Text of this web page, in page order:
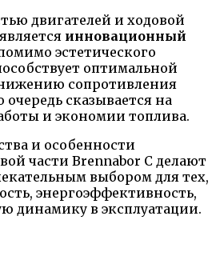
двигателей и ходовой
инновационный
эстетического
оптимальной
сопротивления
очередь сказывается на
и экономии топлива.
и особенности
части Brennabor C делают
выбором для тех,
энергоэффективность,
динамику в эксплуатации.